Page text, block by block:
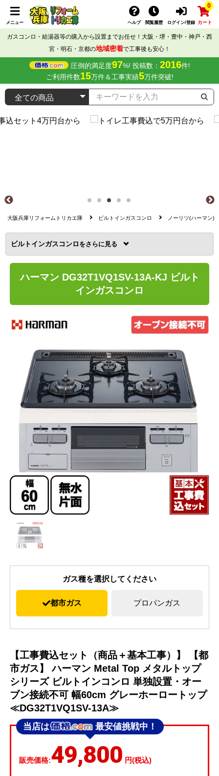
メニュー ヘルプ 閲覧履歴 ログイン/登録
0
カート
ガスコンロ・給湯器等の購入から設置までお任せ！大阪・堺・豊中・神戸・西
宮・明石・京都の地域密着で工事後も安心！
圧倒的満足度97%! 投稿数： 2016件!
ご利用件数15万件＆工事実績5万件突破!
大阪兵庫リフォームトリカエ隊 ビルトインガスコンロ ノーリツ(ハーマン)
ビルトインガスコンロ を
ハーマン DG32T1VQ1SV-13A-KJ ビルト
インガスコンロ
ガス種を選択してください
都市ガス プロパンガス
【工事費込セット（商品＋基本工事）】 【都
市ガス】 ハーマン Metal Top メタルトップ
シリーズ ビルトインコンロ 単独設置・オー
ブン接続不可 幅60cm グレーホーロートップ
≪DG32T1VQ1SV-13A≫
当店は 最安値挑戦中！
販売価格:49,800 円(税込)